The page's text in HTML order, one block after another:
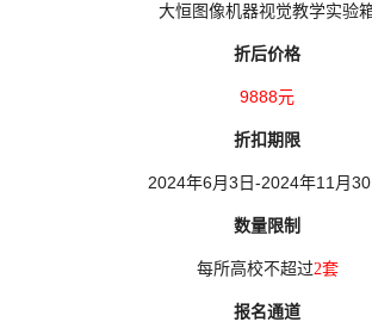
大恒图像机器视觉教学实验
折后价格
9888元
折扣期限
2024年6月3日-2024年11月30
数量限制
每所高校不超过2套
报名通道